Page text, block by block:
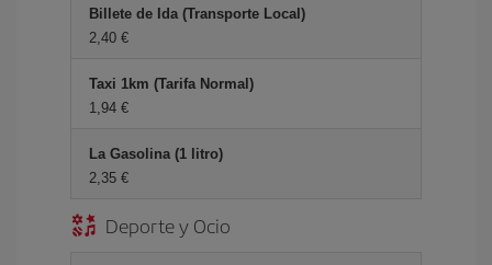
Billete de Ida (Transporte Local)
2,40
Taxi 1km (Tarifa Normal)
1,94
La Gasolina (1 litro)
2,35
Deporte y Ocio